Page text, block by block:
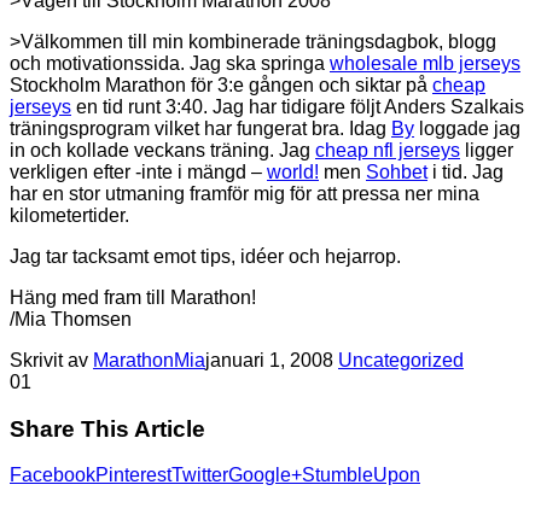
>Välkommen till min kombinerade träningsdagbok, blogg
och motivationssida. Jag ska springa wholesale mlb jerseys
Stockholm Marathon för 3:e gången och siktar på cheap
jerseys en tid runt 3:40. Jag har tidigare följt Anders Szalkais
träningsprogram vilket har fungerat bra. Idag By loggade jag
in och kollade veckans träning. Jag cheap nfl jerseys ligger
verkligen efter -inte i mängd – world! men Sohbeti tid. Jag
har en stor utmaning framför mig för att pressa ner mina
kilometertider.
Jag tar tacksamt emot tips, idéer och hejarrop.
Häng med fram till Marathon!
/Mia Thomsen
Skrivit av MarathonMiajanuari 1, 2008 Uncategorized
01
Share This Article
FacebookPinterestTwitterGoogle+StumbleUpon